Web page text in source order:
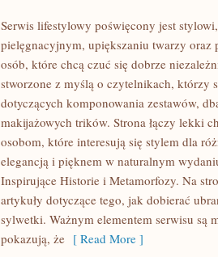
Serwis lifestylowy poświęcony jest
pielęgnacyjnym, upiększaniu twarzy
osób, które chcą czuć się dobrze
stworzone z myślą o czytelnikach, którzy
dotyczących komponowania zestawów,
makijażowych trików. Strona łączy lekki
osobom, które interesują się stylem dla
elegancją i pięknem w naturalnym
Inspirujące Historie i Metamorfozy. Na
artykuły dotyczące tego, jak dobierać
sylwetki. Ważnym elementem serwisu są
pokazują, że [ Read More ]